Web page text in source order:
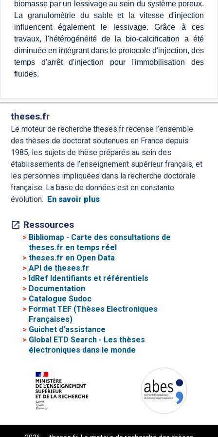
biomasse par un lessivage au sein du système poreux.
La granulométrie du sable et la vitesse d'injection
influencent également le lessivage. Grâce à ces
travaux, l'hétérogénéité de la bio-calcification a été
diminuée en intégrant dans le protocole d'injection, des
temps d'arrêt d'injection pour l'immobilisation des
fluides.
theses.fr
Le moteur de recherche theses.fr recense l’ensemble
des thèses de doctorat soutenues en France depuis
1985, les sujets de thèse préparés au sein des
établissements de l’enseignement supérieur français, et
les personnes impliquées dans la recherche doctorale
française. La base de données est en constante
évolution.
En savoir plus
Ressources
> Bibliomap - Carte des consultations de
theses.fr en temps réel
>theses.fr en Open Data
>API de theses.fr
> IdRef Identifiants et référentiels
> Documentation
> Catalogue Sudoc
> Format TEF (Thèses Electroniques
Françaises)
> Guichet d'assistance
> Global ETD Search - Les thèses
électroniques dans le monde